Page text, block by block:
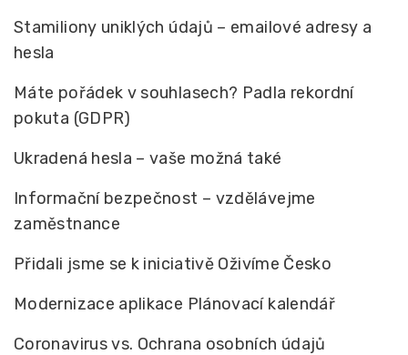
Stamiliony uniklých údajů – emailové adresy a
hesla
Máte pořádek v souhlasech? Padla rekordní
pokuta (GDPR)
Ukradená hesla – vaše možná také
Informační bezpečnost – vzdělávejme
zaměstnance
Přidali jsme se k iniciativě Oživíme Česko
Modernizace aplikace Plánovací kalendář
Coronavirus vs. Ochrana osobních údajů